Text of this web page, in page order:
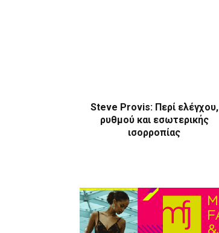
Steve Provis: Περί ελέγχου,
ρυθμού και εσωτερικής
ισορροπίας